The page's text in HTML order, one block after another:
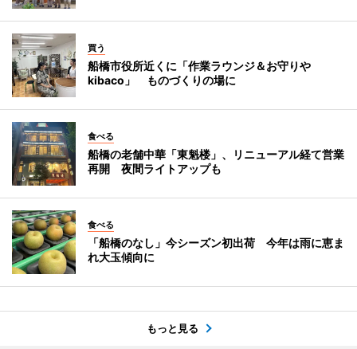
買う
船橋市役所近くに「作業ラウンジ＆お守りや
kibaco」 ものづくりの場に
食べる
船橋の老舗中華「東魁楼」、リニューアル経て営業
再開 夜間ライトアップも
食べる
「船橋のなし」今シーズン初出荷 今年は雨に恵ま
れ大玉傾向に
もっと見る